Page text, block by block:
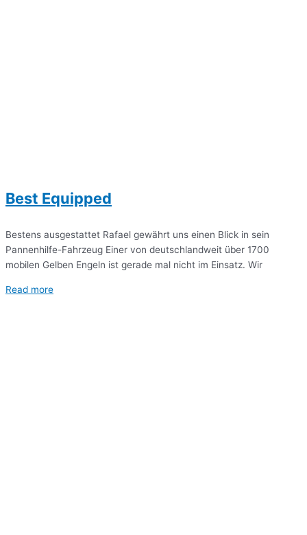
Best Equipped
Bestens ausgestattet Rafael gewährt uns einen Blick in sein
Pannenhilfe-Fahrzeug Einer von deutschlandweit über 1700
mobilen Gelben Engeln ist gerade mal nicht im Einsatz. Wir
Read more